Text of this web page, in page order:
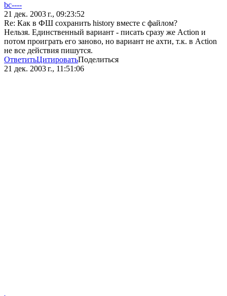
bc----
21 дек. 2003 г., 09:23:52
Re: Как в ФШ сохранить history вместе с файлом?
Нельзя. Единственный вариант - писать сразу же Action и
потом проиграть его заново, но вариант не ахти, т.к. в Action
не все действия пишутся.
ОтветитьЦитироватьПоделиться
21 дек. 2003 г., 11:51:06